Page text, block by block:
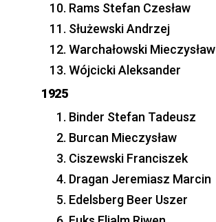
Rams Stefan Czesław
Służewski Andrzej
Warchałowski Mieczysław
Wójcicki Aleksander
1925
Binder Stefan Tadeusz
Burcan Mieczysław
Ciszewski Franciszek
Dragan Jeremiasz Marcin
Edelsberg Beer Uszer